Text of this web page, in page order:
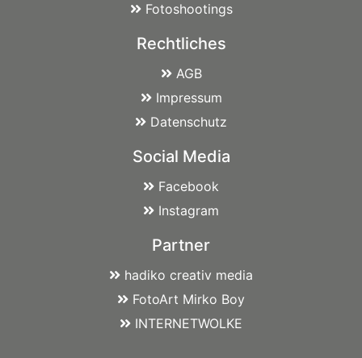
Fotoshootings
Rechtliches
AGB
Impressum
Datenschutz
Social Media
Facebook
Instagram
Partner
hadiko creativ media
FotoArt Mirko Boy
INTERNETWOLKE